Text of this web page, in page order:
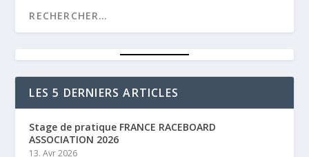
LES 5 DERNIERS ARTICLES
Stage de pratique FRANCE RACEBOARD
ASSOCIATION 2026
13. Avr 2026